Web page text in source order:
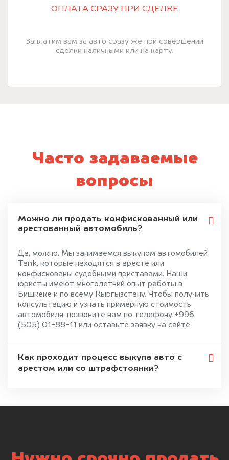
ОПЛАТА СРАЗУ ПРИ СДЕЛКЕ
Заплатим вам за авто сразу же при совершении
сделки наличными или на карту.
Часто задаваемые
вопросы
Можно ли продать конфискованный или
арестованный автомобиль?
Да, можно. Мы занимаемся выкупом автомобилей
Tank, которые находятся в аресте или
конфискованы судебными приставами. Наши
юристы имеют многолетний опыт работы в
Бишкеке и по всему Кыргызстану. Чтобы получить
консультацию и узнать примерную стоимость
автомобиля, позвоните нам по телефону +996
(505) 01-88-11 или оставьте заявку на сайте.
Как проходит процесс выкупа авто с
арестом или со штрафстоянки?